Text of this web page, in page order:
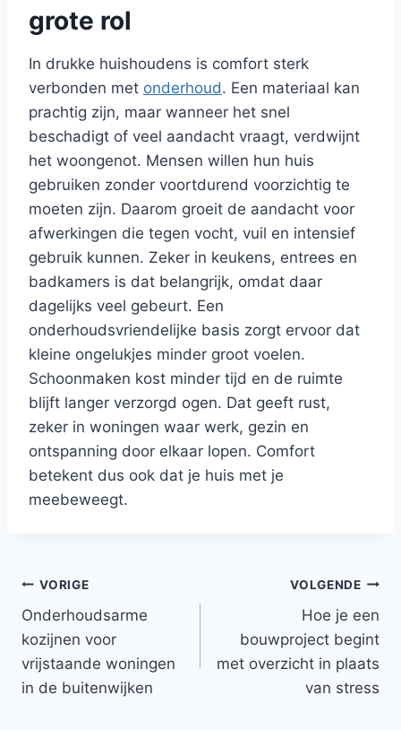
grote rol
In drukke huishoudens is comfort sterk
verbonden met onderhoud. Een materiaal kan
prachtig zijn, maar wanneer het snel
beschadigt of veel aandacht vraagt, verdwijnt
het woongenot. Mensen willen hun huis
gebruiken zonder voortdurend voorzichtig te
moeten zijn. Daarom groeit de aandacht voor
afwerkingen die tegen vocht, vuil en intensief
gebruik kunnen. Zeker in keukens, entrees en
badkamers is dat belangrijk, omdat daar
dagelijks veel gebeurt. Een
onderhoudsvriendelijke basis zorgt ervoor dat
kleine ongelukjes minder groot voelen.
Schoonmaken kost minder tijd en de ruimte
blijft langer verzorgd ogen. Dat geeft rust,
zeker in woningen waar werk, gezin en
ontspanning door elkaar lopen. Comfort
betekent dus ook dat je huis met je
meebeweegt.
Bericht
navigatie
VORIGE
Onderhoudsarme
kozijnen voor
vrijstaande woningen
in de buitenwijken
VOLGENDE
Hoe je een
bouwproject begint
met overzicht in plaats
van stress